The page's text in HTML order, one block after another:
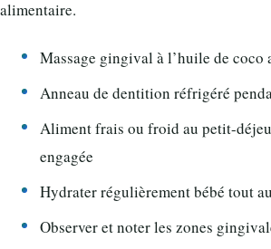
alimentaire.
Massage gingival à l’huile de coco
Anneau de dentition réfrigéré
Aliment frais ou froid au petit-
engagée
Hydrater régulièrement bébé tout
Observer et noter les zones